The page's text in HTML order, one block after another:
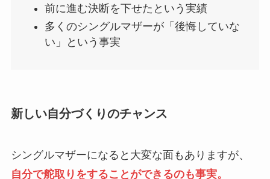
前に進む決断を下せたという実績
多くのシングルマザーが「後悔していな
い」という事実
新しい自分づくりのチャンス
シングルマザーになると大変な面もありますが、
自分で舵取りをすることができるのも事実。